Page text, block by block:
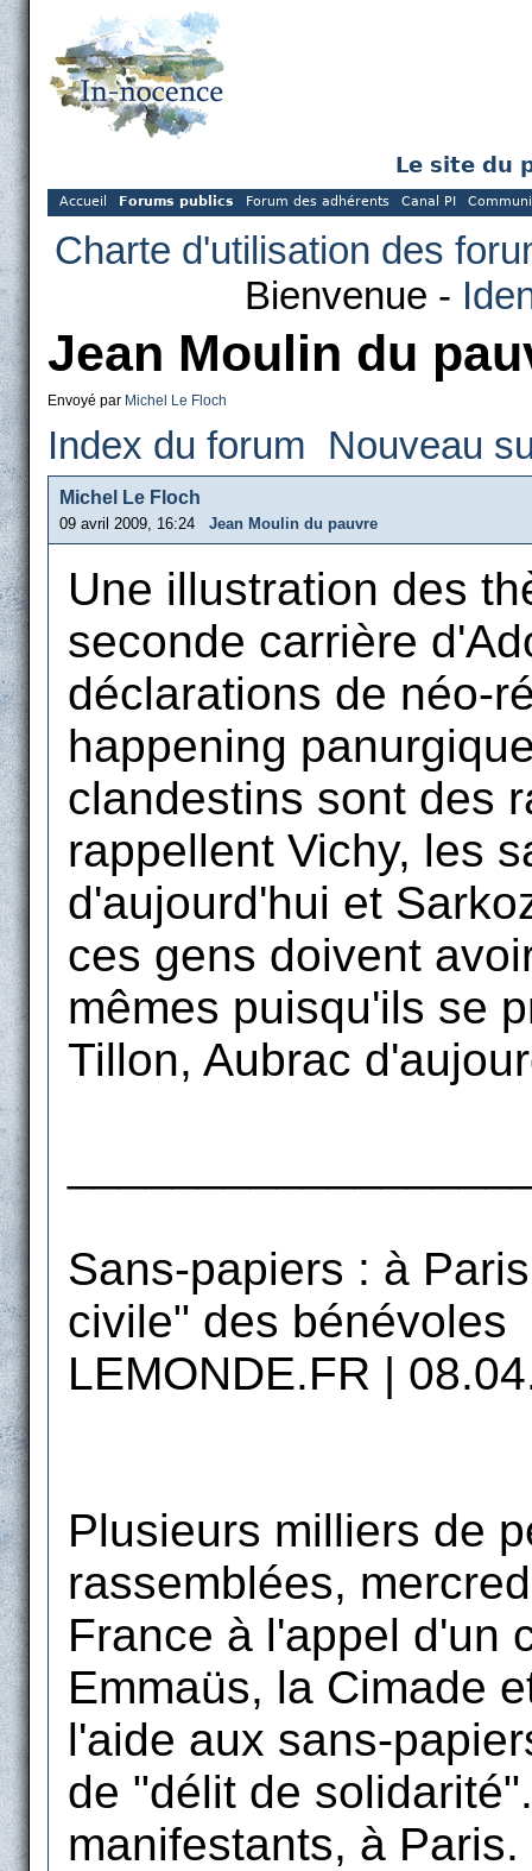
Le site du
Accueil Forums publics Forum des adhérents Canal PI
Charte d'utilisation des
Bienvenue -
Jean Moulin du
Envoyé par Michel Le Floch
Index du forum Nouveau
Michel Le Floch
09 avril 2009, 16:24 Jean Moulin du pauvre
Une illustration des
seconde carrière
déclarations de néo-
happening
clandestins sont des
rappellent Vichy, les
d'aujourd'hui et
ces gens doivent
mêmes puisqu'ils se
Tillon, Aubrac
Sans-papiers : à
civile" des bénévoles
LEMONDE.FR |
Plusieurs milliers de
rassemblées,
France à l'appel d'un
Emmaüs, la Cimade
l'aide aux sans-
de "délit de
manifestants, à Paris.